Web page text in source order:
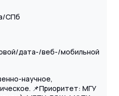
СПб
дата-/веб-/мобильной
научное,
📌Приоритет: МГУ